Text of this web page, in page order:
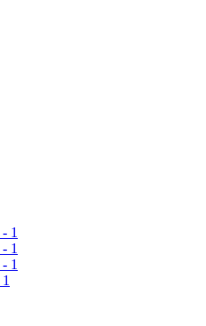
- 1
- 1
- 1
1